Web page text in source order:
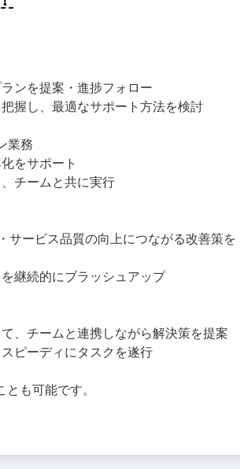
ンを提案・進捗フォロー
握し、最適なサポート方法を検討
業務
をサポート
チームと共に実行
ービス品質の向上につながる改善策を
継続的にブラッシュアップ
、チームと連携しながら解決策を提案
ピーディにタスクを遂行
も可能です。